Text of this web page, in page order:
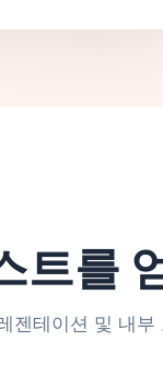
트를
젠테이션 및 내부